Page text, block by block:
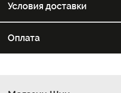
Условия доставки
Оплата